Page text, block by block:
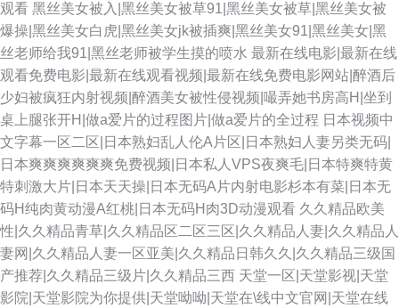
观看 黑丝美女被入|黑丝美女被草91|黑丝美女被草|黑丝美女被
爆操|黑丝美女白虎|黑丝美女jk被插爽|黑丝美女91|黑丝美女|黑
丝老师给我91|黑丝老师被学生摸的喷水 最新在线电影|最新在线
观看免费电影|最新在线观看视频|最新在线免费电影网站|醉酒后
少妇被疯狂内射视频|醉酒美女被性侵视频|嘬弄她书房高H|坐到
桌上腿张开H|做a爱片的过程图片|做a爱片的全过程 日本视频中
文字幕一区二区|日本熟妇乱人伦A片区|日本熟妇人妻另类无码|
日本爽爽爽爽爽爽免费视频|日本私人VPS夜爽毛|日本特爽特黄
特刺激大片|日本天天操|日本无码A片内射电影杉本有菜|日本无
码H纯肉黄动漫A红桃|日本无码H肉3D动漫观看 久久精品欧美
性|久久精品青草|久久精品区二区三区|久久精品人妻|久久精品人
妻网|久久精品人妻一区亚美|久久精品日韩久久|久久精品三级国
产推荐|久久精品三级片|久久精品三西 天堂一区|天堂影视|天堂
影院|天堂影院为你提供|天堂呦呦|天堂在\线中文官网|天堂在线